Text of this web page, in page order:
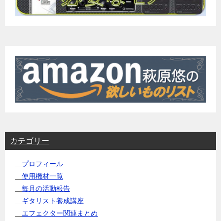
カテゴリー
プロフィール
使用機材一覧
毎月の活動報告
ギタリスト養成講座
エフェクター関連まとめ